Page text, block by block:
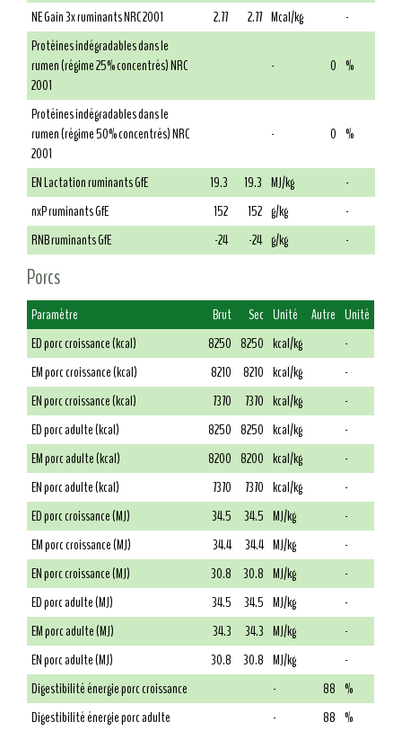
NE Gain 3x ruminants NRC 2001
2.77 2.77 Mcal/kg
-
Protéines indégradables dans le
rumen (régime 25% concentrés) NRC
2001
- 0 %
Protéines indégradables dans le
rumen (régime 50% concentrés) NRC
2001
- 0 %
EN Lactation ruminants GfE 19.3 19.3 MJ/kg
-
nxP ruminants GfE
152 152 g/kg
-
RNB ruminants GfE
-24 -24 g/kg -
Porcs
Paramètre Brut Sec Unité Autre Unité
ED porc croissance (kcal)
8250 8250 kcal/kg
-
EM porc croissance (kcal)
8210 8210 kcal/kg
-
EN porc croissance (kcal)
7370 7370 kcal/kg
-
ED porc adulte (kcal)
8250 8250 kcal/kg
-
EM porc adulte (kcal)
8200 8200 kcal/kg
-
EN porc adulte (kcal)
7370 7370 kcal/kg
-
ED porc croissance (MJ)
34.5 34.5 MJ/kg
-
EM porc croissance (MJ)
34.4 34.4 MJ/kg
-
EN porc croissance (MJ)
30.8 30.8 MJ/kg
-
ED porc adulte (MJ)
34.5 34.5 MJ/kg
-
EM porc adulte (MJ)
34.3 34.3 MJ/kg
-
EN porc adulte (MJ)
30.8 30.8 MJ/kg
-
Digestibilité énergie porc croissance
- 88 %
Digestibilité énergie porc adulte
- 88 %